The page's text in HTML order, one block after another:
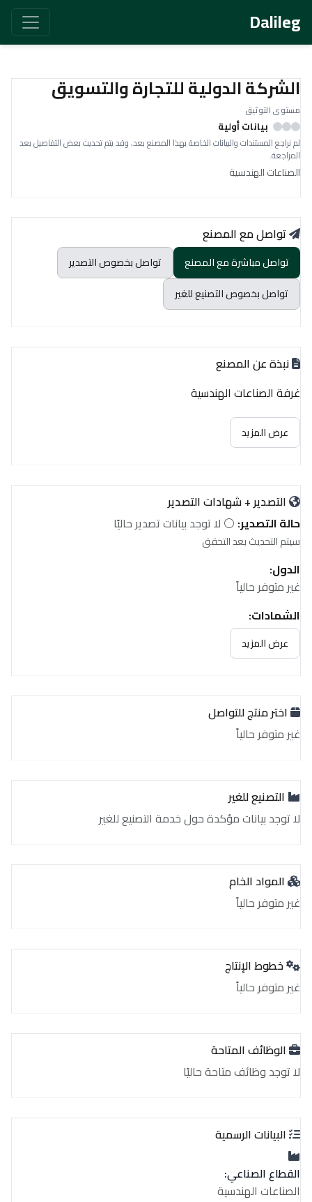
Dalileg
الشركة الدولية للتجارة والتسويق
مستوى التوثيق
بيانات أولية
لم نراجع المستندات والبيانات الخاصة بهذا المصنع بعد، وقد يتم تحديث بعض التفاصيل بعد
المراجعة.
الصناعات الهندسية
تواصل مع المصنع
تواصل مباشرة مع المصنع
تواصل بخصوص التصدير
تواصل بخصوص التصنيع للغير
نبذة عن المصنع
غرفة الصناعات الهندسية
عرض المزيد
التصدير + شهادات التصدير
حالة التصدير: ⚪ لا توجد بيانات تصدير حاليًا
سيتم التحديث بعد التحقق
الدول:
غير متوفر حالياً
الشهادات:
غير متوفر حالياً
عرض المزيد
اختر منتج للتواصل
غير متوفر حالياً
التصنيع للغير
لا توجد بيانات مؤكدة حول خدمة التصنيع للغير
المواد الخام
غير متوفر حالياً
خطوط الإنتاج
غير متوفر حالياً
الوظائف المتاحة
لا توجد وظائف متاحة حاليًا
البيانات الرسمية
القطاع الصناعي:
الصناعات الهندسية